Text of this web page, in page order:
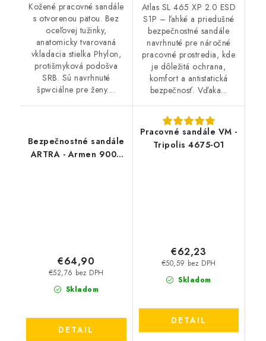
Kožené pracovné sandále
s otvorenou pätou. Bez
oceľovej tužinky,
anatomicky tvarovaná
vkladacia stielka Phylon,
protišmyková podošva
SRB. Sú navrhnuté
špwciálne pre ženy....
Atlas SL 465 XP 2.0 ESD
S1P – ľahké a priedušné
bezpečnostné sandále
navrhnuté pre náročné
pracovné prostredia, kde
je dôležitá ochrana,
komfort a antistatická
bezpečnosť. Vďaka...
Bezpečnostné sandále
ARTRA - Armen 9007
Skladom
€52,76 bez DPH
€64,90
DETAIL
Pracovné sandále VM -
Tripolis 4675-O1
Skladom
€50,59 bez DPH
€62,23
DETAIL